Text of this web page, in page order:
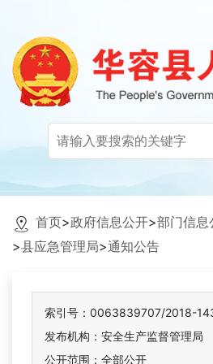
首页>政府信息公开>部门信息
>县应急管理局>通知公告
索引号：0063839707/2018-
发布机构：安全生产监督管理局
公开范围：全部公开